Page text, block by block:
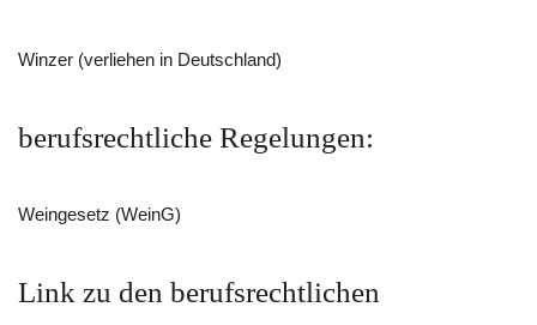
Winzer (verliehen in Deutschland)
berufsrechtliche Regelungen:
Weingesetz (WeinG)
Link zu den berufsrechtlichen